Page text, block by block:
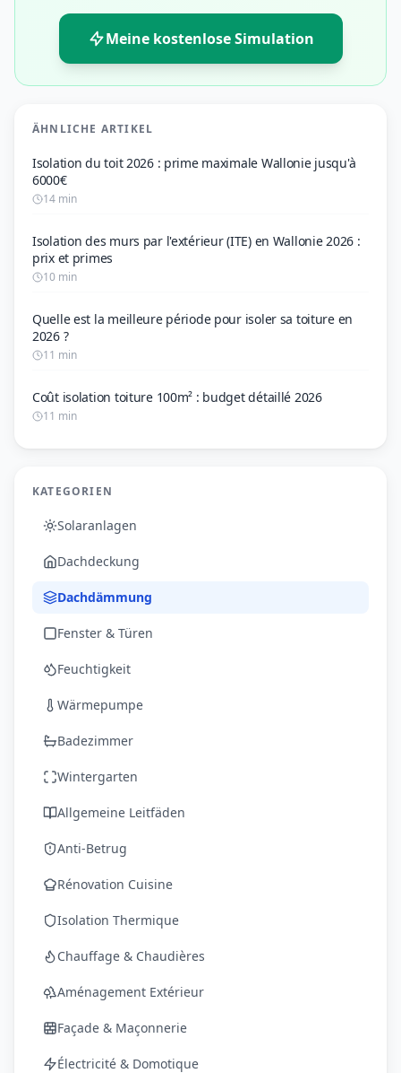
Meine kostenlose Simulation
ÄHNLICHE ARTIKEL
Isolation du toit 2026 : prime maximale Wallonie jusqu'à
6000€
14 min
Isolation des murs par l'extérieur (ITE) en Wallonie 2026 :
prix et primes
10 min
Quelle est la meilleure période pour isoler sa toiture en
2026 ?
11 min
Coût isolation toiture 100m² : budget détaillé 2026
11 min
KATEGORIEN
Solaranlagen
Dachdeckung
Dachdämmung
Fenster & Türen
Feuchtigkeit
Wärmepumpe
Badezimmer
Wintergarten
Allgemeine Leitfäden
Anti-Betrug
Rénovation Cuisine
Isolation Thermique
Chauffage & Chaudières
Aménagement Extérieur
Façade & Maçonnerie
Électricité & Domotique